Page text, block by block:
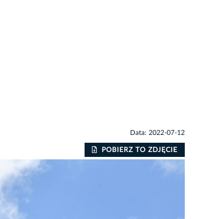
Data: 2022-07-12
POBIERZ TO ZDJĘCIE